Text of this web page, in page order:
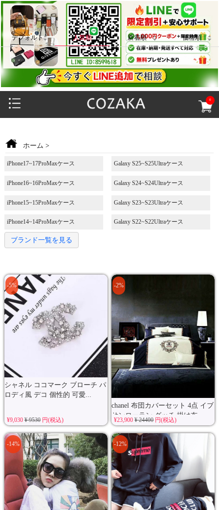
0
デフォルト 人気順 新着順 価格順
ホーム >
iPhone17~17ProMaxケース Galaxy S25~S25Ultraケース
iPhone16~16ProMaxケース Galaxy S24~S24Ultraケース
iPhone15~15ProMaxケース Galaxy S23~S23Ultraケース
iPhone14~14ProMaxケース Galaxy S22~S22Ultraケース
ブランド一覧を見る
シャネル ココマーク ブローチ パ
ロディ風 デコ 個性的 可愛...
-5%
¥9,030 ¥ 9530円(税込)
chanel 布団カバーセット 4点 イブ
サンローラン グッチ 掛け布...
-2%
¥23,900¥ 24400円(税込)
-14% -12%